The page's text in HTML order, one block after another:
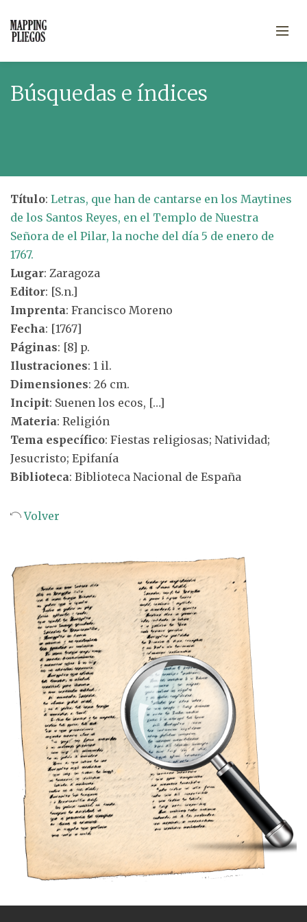
Búsquedas e índices
Título: Letras, que han de cantarse en los Maytines
de los Santos Reyes, en el Templo de Nuestra
Señora de el Pilar, la noche del día 5 de enero de
1767.
Lugar: Zaragoza
Editor: [S.n.]
Imprenta: Francisco Moreno
Fecha: [1767]
Páginas: [8] p.
Ilustraciones: 1 il.
Dimensiones: 26 cm.
Incipit: Suenen los ecos, […]
Materia: Religión
Tema específico: Fiestas religiosas; Natividad;
Jesucristo; Epifanía
Biblioteca: Biblioteca Nacional de España
Volver